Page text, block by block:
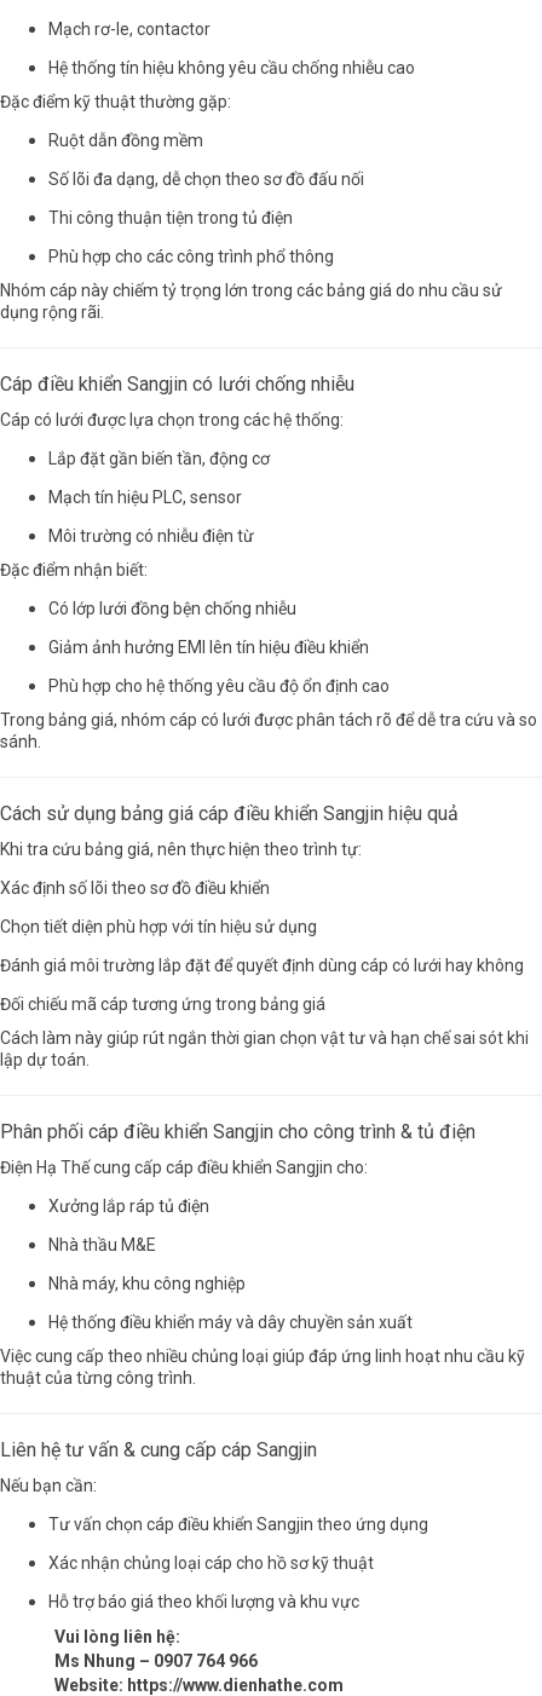
Mạch rơ-le, contactor
Hệ thống tín hiệu không yêu cầu chống nhiễu cao
Đặc điểm kỹ thuật thường gặp:
Ruột dẫn đồng mềm
Số lõi đa dạng, dễ chọn theo sơ đồ đấu nối
Thi công thuận tiện trong tủ điện
Phù hợp cho các công trình phổ thông
Nhóm cáp này chiếm tỷ trọng lớn trong các bảng giá do nhu cầu sử
dụng rộng rãi.
Cáp điều khiển Sangjin có lưới chống nhiễu
Cáp có lưới được lựa chọn trong các hệ thống:
Lắp đặt gần biến tần, động cơ
Mạch tín hiệu PLC, sensor
Môi trường có nhiễu điện từ
Đặc điểm nhận biết:
Có lớp lưới đồng bện chống nhiễu
Giảm ảnh hưởng EMI lên tín hiệu điều khiển
Phù hợp cho hệ thống yêu cầu độ ổn định cao
Trong bảng giá, nhóm cáp có lưới được phân tách rõ để dễ tra cứu và so
sánh.
Cách sử dụng bảng giá cáp điều khiển Sangjin hiệu quả
Khi tra cứu bảng giá, nên thực hiện theo trình tự:
Xác định số lõi theo sơ đồ điều khiển
Chọn tiết diện phù hợp với tín hiệu sử dụng
Đánh giá môi trường lắp đặt để quyết định dùng cáp có lưới hay không
Đối chiếu mã cáp tương ứng trong bảng giá
Cách làm này giúp rút ngắn thời gian chọn vật tư và hạn chế sai sót khi
lập dự toán.
Phân phối cáp điều khiển Sangjin cho công trình & tủ điện
Điện Hạ Thế cung cấp cáp điều khiển Sangjin cho:
Xưởng lắp ráp tủ điện
Nhà thầu M&E
Nhà máy, khu công nghiệp
Hệ thống điều khiển máy và dây chuyền sản xuất
Việc cung cấp theo nhiều chủng loại giúp đáp ứng linh hoạt nhu cầu kỹ
thuật của từng công trình.
Liên hệ tư vấn & cung cấp cáp Sangjin
Nếu bạn cần:
Tư vấn chọn cáp điều khiển Sangjin theo ứng dụng
Xác nhận chủng loại cáp cho hồ sơ kỹ thuật
Hỗ trợ báo giá theo khối lượng và khu vực
Vui lòng liên hệ:
Ms Nhung – 0907 764 966
Website: https://www.dienhathe.com